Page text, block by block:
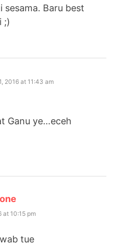
sesama. Baru best
;)
2016 at 11:43 am
Ganu ye…eceh
at 10:15 pm
tue